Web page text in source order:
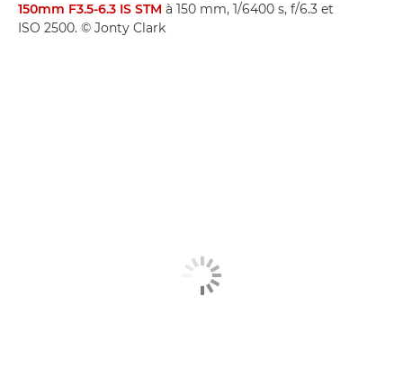
150mm F3.5-6.3 IS STM à 150 mm, 1/6400 s, f/6.3 et
ISO 2500. © Jonty Clark